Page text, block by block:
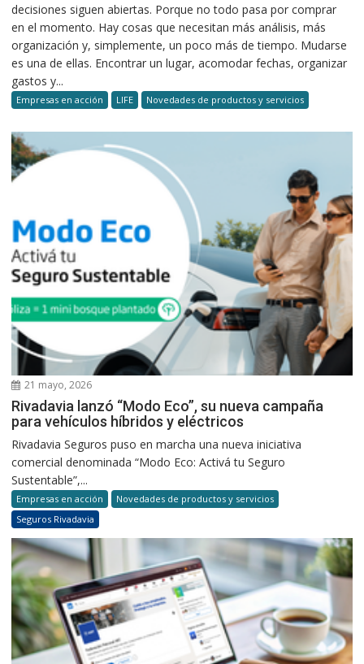
decisiones siguen abiertas. Porque no todo pasa por comprar
en el momento. Hay cosas que necesitan más análisis, más
organización y, simplemente, un poco más de tiempo. Mudarse
es una de ellas. Encontrar un lugar, acomodar fechas, organizar
gastos y...
Empresas en acción LIFE Novedades de productos y servicios
21 mayo, 2026
Rivadavia lanzó “Modo Eco”, su nueva campaña
para vehículos híbridos y eléctricos
Rivadavia Seguros puso en marcha una nueva iniciativa
comercial denominada “Modo Eco: Activá tu Seguro
Sustentable”,...
Empresas en acción
Novedades de productos y servicios
Seguros Rivadavia